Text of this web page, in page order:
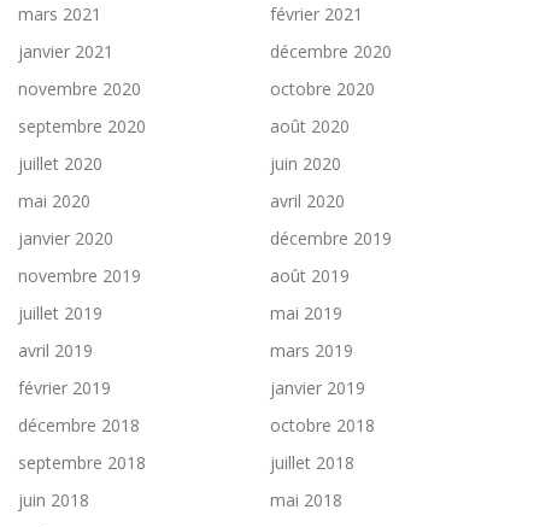
mars 2021
février 2021
janvier 2021
décembre 2020
novembre 2020
octobre 2020
septembre 2020
août 2020
juillet 2020
juin 2020
mai 2020
avril 2020
janvier 2020
décembre 2019
novembre 2019
août 2019
juillet 2019
mai 2019
avril 2019
mars 2019
février 2019
janvier 2019
décembre 2018
octobre 2018
septembre 2018
juillet 2018
juin 2018
mai 2018